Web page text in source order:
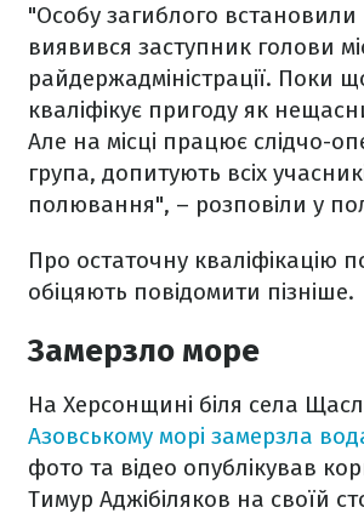
"Особу загиблого
виявився заступник голови
райдержадміністрації. Поки
кваліфікує пригоду як
Але на місці працює слідчо-
група, допитують всіх
полювання", – розповіли у
Про остаточну кваліфікацію
обіцяють повідомити пізніше.
Замерзло море
На Херсонщині біля села
Азовському морі замерзла
фото та відео опублікував
Тимур Аджібіляков на своїй